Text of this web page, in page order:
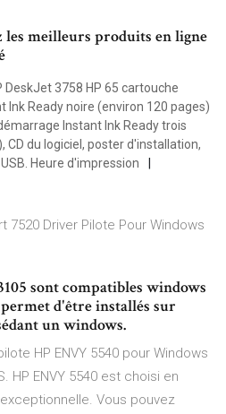
meilleurs produits en ligne
3758 HP 65 cartouche
Ink Ready noire (environ 120 pages)
Instant Ink Ready trois
CD du logiciel, poster d'installation,
Heure d'impression
7520 Driver Pilote Pour Windows
sont compatibles windows
d'être installés sur
un windows.
HP ENVY 5540 pour Windows
HP ENVY 5540 est choisi en
Vous pouvez